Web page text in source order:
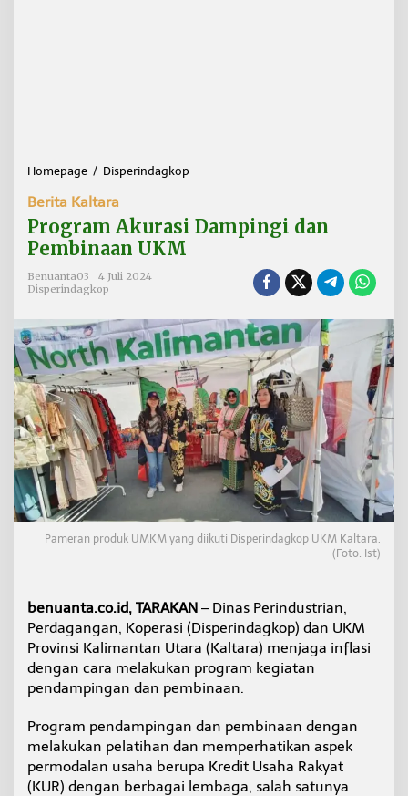
Homepage / Disperindagkop
g
u
r
a
s
i
D
a
m
p
i
a
m
b
i
n
a
a
U
K
M
Berita Kaltara
Program Akurasi Dampingi dan
Pembinaan UKM
Benuanta03
4 Juli 2024
Disperindagkop
Pameran produk UMKM yang diikuti Disperindagkop UKM Kaltara.
(Foto: Ist)
benuanta.co.id, TARAKAN – Dinas Perindustrian,
Perdagangan, Koperasi (Disperindagkop) dan UKM
Provinsi Kalimantan Utara (Kaltara) menjaga inflasi
dengan cara melakukan program kegiatan
pendampingan dan pembinaan.
Program pendampingan dan pembinaan dengan
melakukan pelatihan dan memperhatikan aspek
permodalan usaha berupa Kredit Usaha Rakyat
(KUR) dengan berbagai lembaga, salah satunya